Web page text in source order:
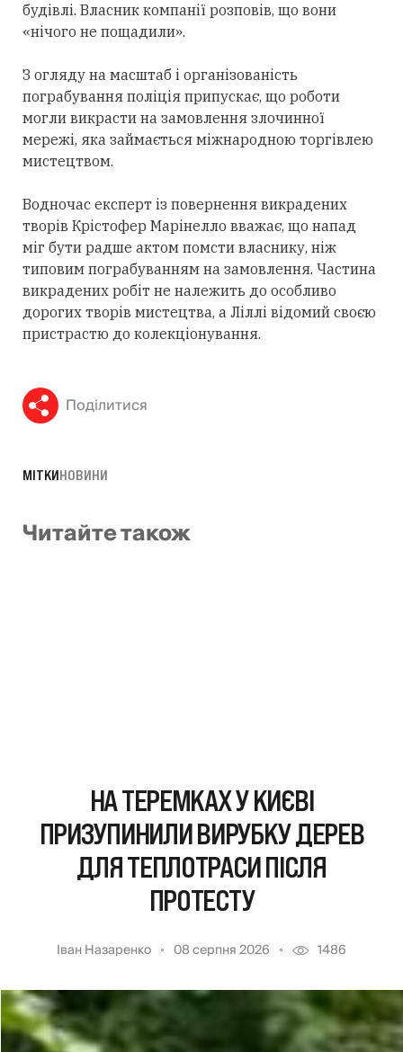
будівлі. Власник компанії розповів, що вони
«нічого не пощадили».
З огляду на масштаб і організованість
пограбування поліція припускає, що роботи
могли викрасти на замовлення злочинної
мережі, яка займається міжнародною торгівлею
мистецтвом.
Водночас експерт із повернення викрадених
творів Крістофер Марінелло вважає, що напад
міг бути радше актом помсти власнику, ніж
типовим пограбуванням на замовлення. Частина
викрадених робіт не належить до особливо
дорогих творів мистецтва, а Ліллі відомий своєю
пристрастю до колекціонування.
Поділитися
МІТКИНОВИНИ
Читайте також
НА ТЕРЕМКАХ У КИЄВІ
ПРИЗУПИНИЛИ ВИРУБКУ ДЕРЕВ
ДЛЯ ТЕПЛОТРАСИ ПІСЛЯ
ПРОТЕСТУ
Іван Назаренко 08 серпня 2026 1486